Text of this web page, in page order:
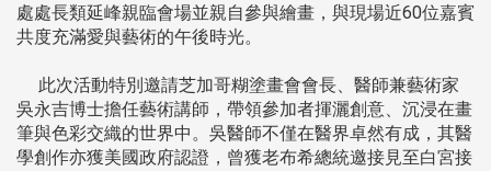
處處長類延峰親臨會場並親自參與繪畫，與現場近60位嘉賓
共度充滿愛與藝術的午後時光。
此次活動特別邀請芝加哥糊塗畫會會長、醫師兼藝術家
吳永吉博士擔任藝術講師，帶領參加者揮灑創意、沉浸在畫
筆與色彩交織的世界中。吳醫師不僅在醫界卓然有成，其醫
學創作亦獲美國政府認證，曾獲老布希總統邀接見至白宮接